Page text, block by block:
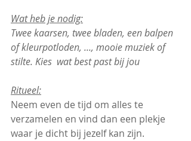
Wat heb je nodig:
Twee kaarsen, twee bladen, een balpen
of kleurpotloden, ..., mooie muziek of
stilte. Kies  wat best past bij jou
Ritueel:
Neem even de tijd om alles te
verzamelen en vind dan een plekje
waar je dicht bij jezelf kan zijn.